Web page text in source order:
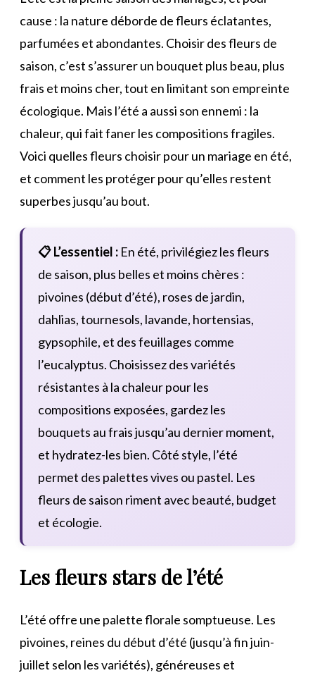
cause : la nature déborde de fleurs éclatantes,
parfumées et abondantes. Choisir des fleurs de
saison, c’est s’assurer un bouquet plus beau, plus
frais et moins cher, tout en limitant son empreinte
écologique. Mais l’été a aussi son ennemi : la
chaleur, qui fait faner les compositions fragiles.
Voici quelles fleurs choisir pour un mariage en été,
et comment les protéger pour qu’elles restent
superbes jusqu’au bout.
📋 L’essentiel : En été, privilégiez les fleurs
de saison, plus belles et moins chères :
pivoines (début d’été), roses de jardin,
dahlias, tournesols, lavande, hortensias,
gypsophile, et des feuillages comme
l’eucalyptus. Choisissez des variétés
résistantes à la chaleur pour les
compositions exposées, gardez les
bouquets au frais jusqu’au dernier moment,
et hydratez-les bien. Côté style, l’été
permet des palettes vives ou pastel. Les
fleurs de saison riment avec beauté, budget
et écologie.
Les fleurs stars de l’été
L’été offre une palette florale somptueuse. Les
pivoines, reines du début d’été (jusqu’à fin juin-
juillet selon les variétés), généreuses et